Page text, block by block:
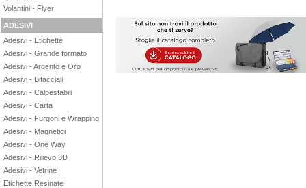
Volantini - Flyer
ADESIVI
Adesivi - Etichette
Adesivi - Grande formato
Adesivi - Argento e Oro
Adesivi - Bifacciali
Adesivi - Calpestabili
Adesivi - Carta
Adesivi - Furgoni e Wrapping
Adesivi - Magnetici
Adesivi - One Way
Adesivi - Rilievo 3D
Adesivi - Vetrine
Etichette Resinate